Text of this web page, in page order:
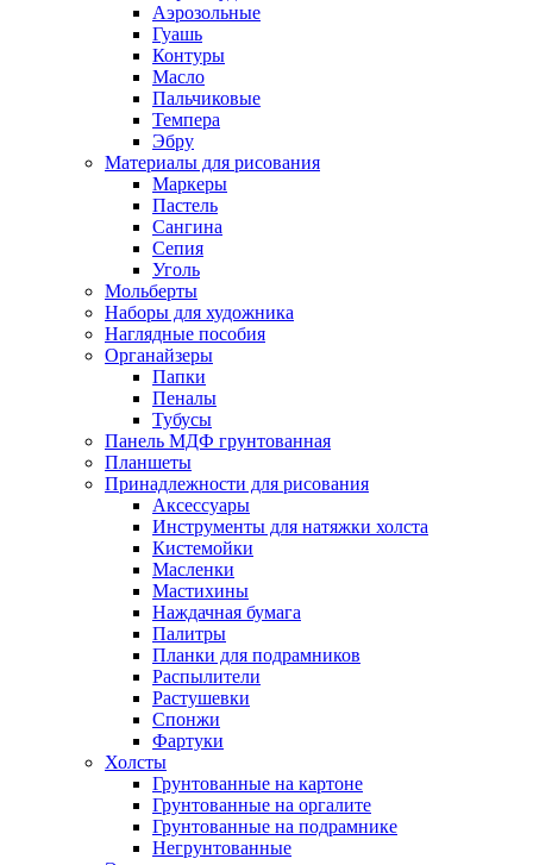
Аэрозольные
Гуашь
Контуры
Масло
Пальчиковые
Темпера
Эбру
Материалы для рисования
Маркеры
Пастель
Сангина
Сепия
Уголь
Мольберты
Наборы для художника
Наглядные пособия
Органайзеры
Папки
Пеналы
Тубусы
Панель МДФ грунтованная
Планшеты
Принадлежности для рисования
Аксессуары
Инструменты для натяжки холста
Кистемойки
Масленки
Мастихины
Наждачная бумага
Палитры
Планки для подрамников
Распылители
Растушевки
Спонжи
Фартуки
Холсты
Грунтованные на картоне
Грунтованные на оргалите
Грунтованные на подрамнике
Негрунтованные